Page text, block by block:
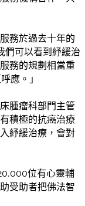
務於過去十年的
們可以看到紓緩治
務的規劃相當重
應。」
腫瘤科部門主管
積極的抗癌治療
紓緩治療，會對
位有心靈輔
受助者把佛法智